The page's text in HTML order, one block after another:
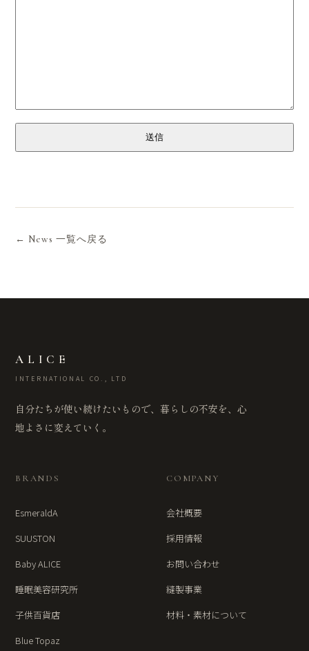
送信
← News 一覧へ戻る
ALICE
INTERNATIONAL CO., LTD
自分たちが使い続けたいもので、暮らしの不安を、心
地よさに変えていく。
BRANDS
EsmeraldA
SUUSTON
Baby ALICE
睡眠美容研究所
子供百貨店
Blue Topaz
COMPANY
会社概要
採用情報
お問い合わせ
縫製事業
材料・素材について